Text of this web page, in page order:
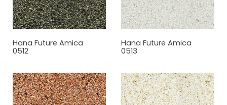
Hana Future Amica
0512
Hana Future Amica
0513